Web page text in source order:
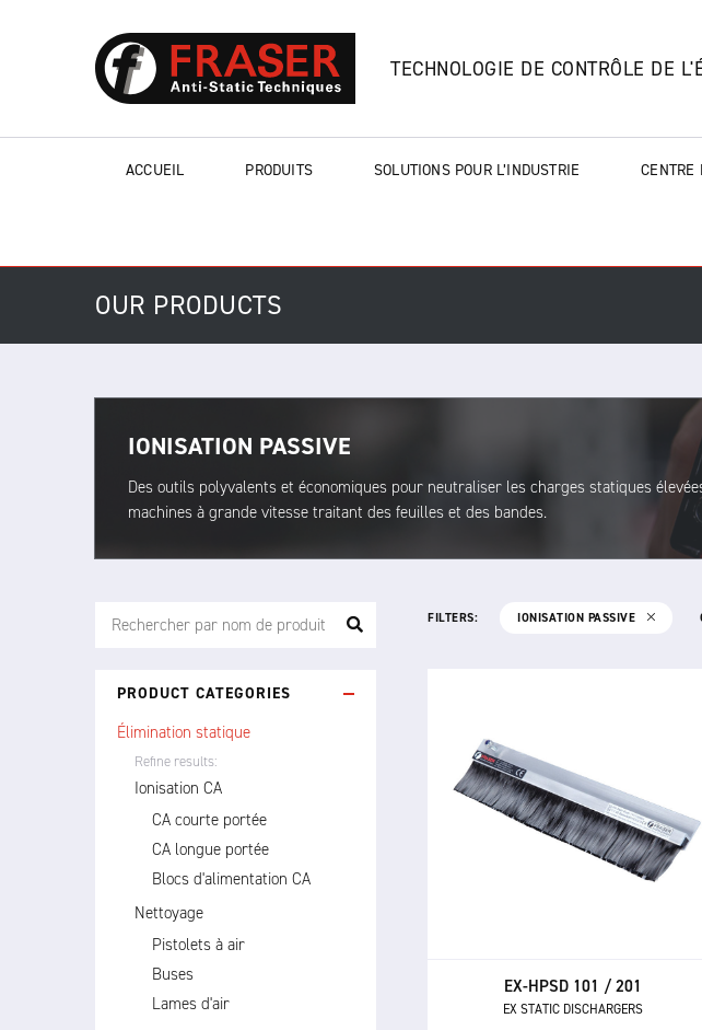
TECHNOLOGIE DE CONTRÔLE DE
ACCUEIL PRODUITS SOLUTIONS POUR L’INDUSTRIE CENTRE
OUR PRODUCTS
IONISATION PASSIVE
Des outils polyvalents et économiques pour neutraliser les charges statiques
machines à grande vitesse traitant des feuilles et des bandes.
PRODUCT CATEGORIES
Élimination statique
Refine results:
Ionisation CA
CA courte portée
CA longue portée
Blocs d'alimentation CA
Nettoyage
Pistolets à air
Buses
Lames d'air
FILTERS: IONISATION PASSIVE
EX-HPSD 101 / 201
EX STATIC DISCHARGERS
EX-HPSD 101 / 201
EX STATIC DISCHARGERS
Les déchargeurs statiques EX-
HPSD 101 et 201 sont des outils
antistatiques puissants certifiés